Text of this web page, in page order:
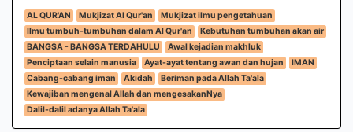
AL QUR'AN Mukjizat Al Qur'an
Mukjizat ilmu pengetahuan
Ilmu tumbuh-tumbuhan dalam Al Qur'an
Kebutuhan tumbuhan akan air
BANGSA - BANGSA TERDAHULU
Awal kejadian makhluk
Penciptaan selain manusia
Ayat-ayat tentang awan dan hujan
IMAN
Cabang-cabang iman
Akidah
Beriman pada Allah Ta'ala
Kewajiban mengenal Allah dan mengesakanNya
Dalil-dalil adanya Allah Ta'ala